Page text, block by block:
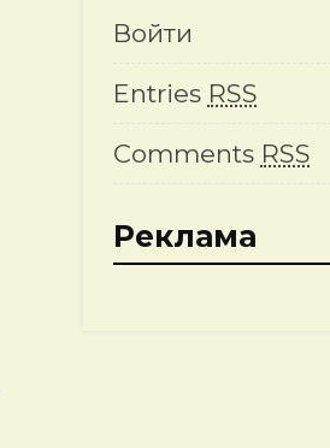
Войти
Entries RSS
Comments RSS
Реклама